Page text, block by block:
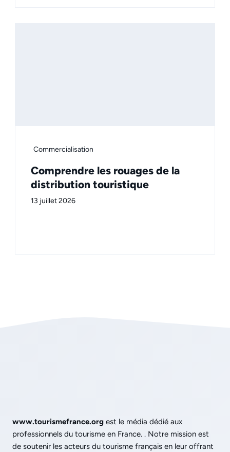
Commercialisation
Comprendre les rouages de la
distribution touristique
13 juillet 2026
www.tourismefrance.org est le média dédié aux
professionnels du tourisme en France. . Notre mission est
de soutenir les acteurs du tourisme français en leur offrant